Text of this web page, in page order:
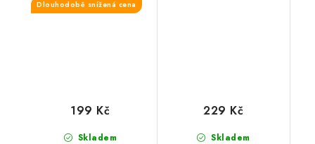
Dlouhodobě snížená cena
Skladem
199 Kč
Skladem
229 Kč